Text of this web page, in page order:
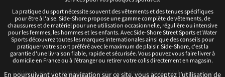
La pratique du sport nécessite souvent des vêtements et des tenues spécifiques
pour être à l'aise. Side-Shore propose une gamme complète de vêtements, de
chaussures et de matériel pour une utilisation occasionnelle, régulière ou intensive
pour les femmes, les hommes et les enfants. Avec Side-Shore Street Sports et Water
Sports découvrez toutes les marques internationales ainsi que des conseils pour
pratiquer votre sport préféré avec le maximum de plaisir. Side-Shore, c'est la
garantie d'une livraison fiable, rapide et sécurisée. Vous pouvez vous faire livrer à
domicile en France ou à l’étranger ou retirer votre colis directement en magasin.
©Side-Shore 2016 - Magasins de sports - Tous droits réservés - Réalisation :iD3ix
En poursuivant votre navigation sur ce site, vous acceptez l’utilisation de